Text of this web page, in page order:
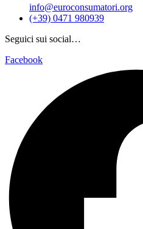
info@euroconsumatori.org
(+39) 0471 980939
Seguici sui social…
Facebook